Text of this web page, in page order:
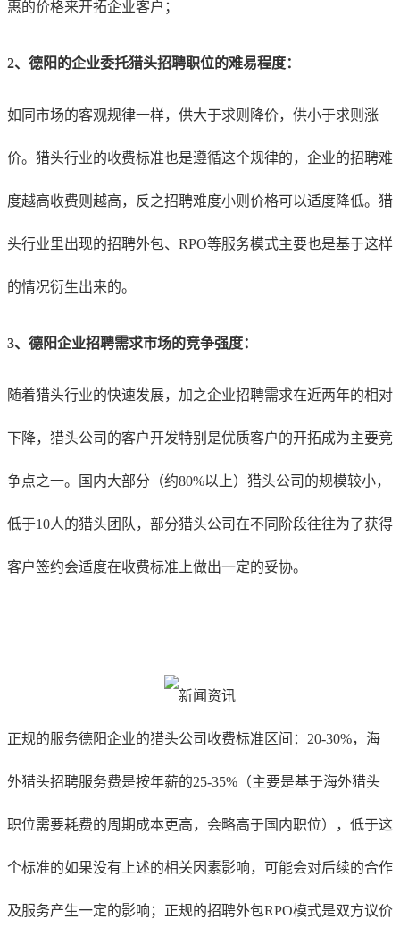
惠的价格来开拓企业客户；
2、德阳的企业委托猎头招聘职位的难易程度：
如同市场的客观规律一样，供大于求则降价，供小于求则涨
价。猎头行业的收费标准也是遵循这个规律的，企业的招聘难
度越高收费则越高，反之招聘难度小则价格可以适度降低。猎
头行业里出现的招聘外包、RPO等服务模式主要也是基于这样
的情况衍生出来的。
3、德阳企业招聘需求市场的竞争强度：
随着猎头行业的快速发展，加之企业招聘需求在近两年的相对
下降，猎头公司的客户开发特别是优质客户的开拓成为主要竞
争点之一。国内大部分（约80%以上）猎头公司的规模较小，
低于10人的猎头团队，部分猎头公司在不同阶段往往为了获得
客户签约会适度在收费标准上做出一定的妥协。
正规的服务德阳企业的猎头公司收费标准区间：20-30%，海
外猎头招聘服务费是按年薪的25-35%（主要是基于海外猎头
职位需要耗费的周期成本更高，会略高于国内职位），低于这
个标准的如果没有上述的相关因素影响，可能会对后续的合作
及服务产生一定的影响；正规的招聘外包RPO模式是双方议价